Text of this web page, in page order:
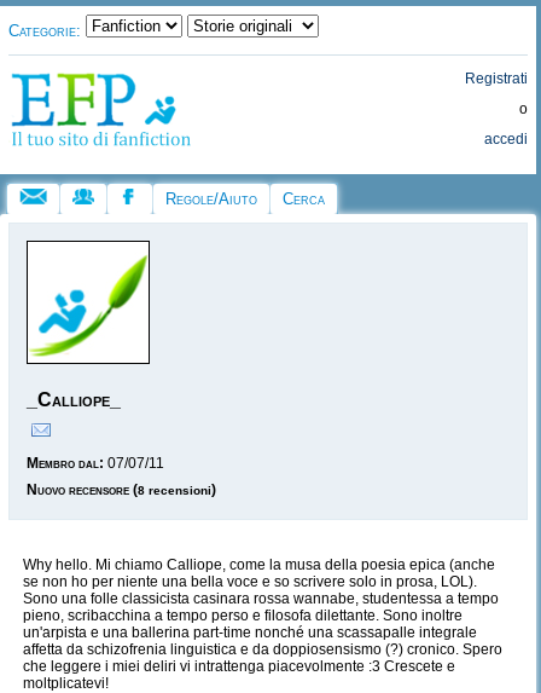
Categorie:
Registrati
o
accedi
Regole/Aiuto Cerca
_Calliope_
Membro dal: 07/07/11
Nuovo recensore (8 recensioni)
Why hello. Mi chiamo Calliope, come la musa della poesia epica (anche
se non ho per niente una bella voce e so scrivere solo in prosa, LOL).
Sono una folle classicista casinara rossa wannabe, studentessa a tempo
pieno, scribacchina a tempo perso e filosofa dilettante. Sono inoltre
un'arpista e una ballerina part-time nonché una scassapalle integrale
affetta da schizofrenia linguistica e da doppiosensismo (?) cronico. Spero
che leggere i miei deliri vi intrattenga piacevolmente :3 Crescete e
moltplicatevi!